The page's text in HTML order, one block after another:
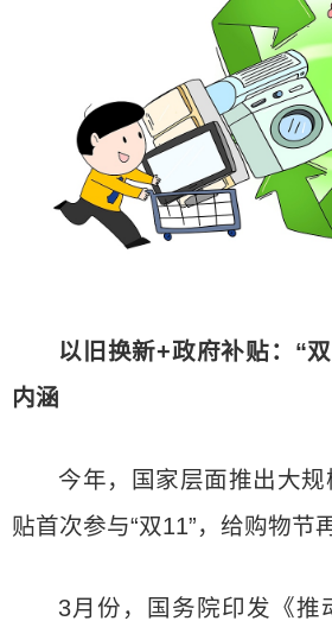
以旧换新+政府补贴：“
内涵
今年，国家层面推出大
贴首次参与“双11”，给购物节
3月份，国务院印发《推